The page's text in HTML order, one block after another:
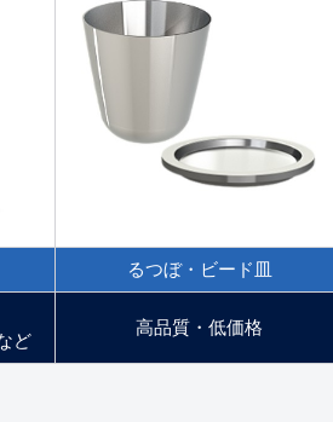
るつぼ・ビード皿
ど
高品質・低価格